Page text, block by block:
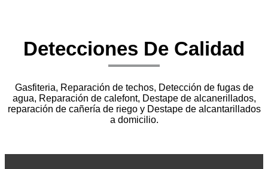
Detecciones De Calidad
Gasfiteria, Reparación de techos, Detección de fugas de
agua, Reparación de calefont, Destape de alcanerillados,
reparación de cañería de riego y Destape de alcantarillados
a domicilio.